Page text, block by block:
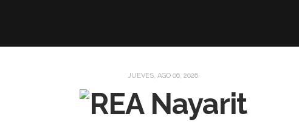
JUEVES, AGO 06, 2026